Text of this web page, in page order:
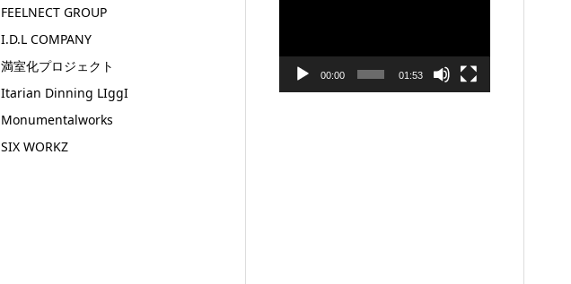
FEELNECT GROUP
I.D.L COMPANY
満室化プロジェクト
Itarian Dinning LIggI
Monumentalworks
SIX WORKZ
ヤ
00:00 01:53